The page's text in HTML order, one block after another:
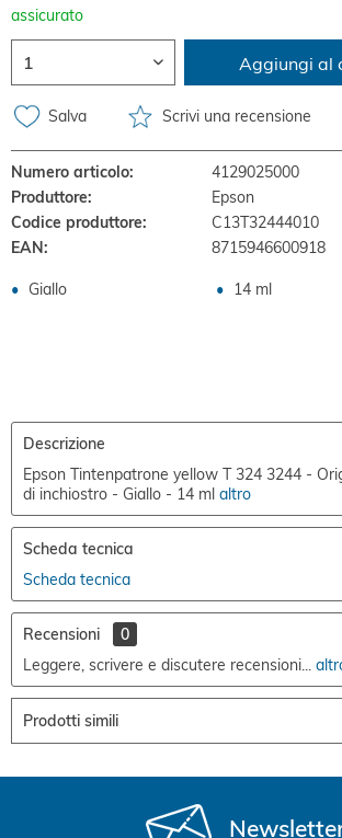
assicurato
Aggiungi al
Salva Scrivi una recensione
Numero articolo:
4129025000
Produttore:
Epson
Codice produttore:
C13T32444010
EAN:
8715946600918
Giallo 14 ml
Descrizione
Epson Tintenpatrone yellow T 324 3244 -
di inchiostro - Giallo - 14 ml altro
Scheda tecnica
Scheda tecnica
Recensioni
0
Leggere, scrivere e discutere recensioni...
Prodotti simili